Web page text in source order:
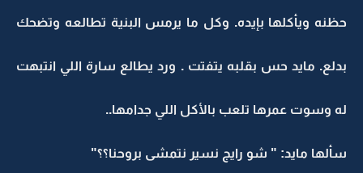
حظنه ويأكلها بإيده. وكل ما يرمس البنية تطالعه وتضحك
بدلع. مايد حس بقلبه يتفتت . ورد يطالع سارة اللي انتبهت
له وسوت عمرها تلعب بالأكل اللي جدامها..
سألها مايد: " شو رايج نسير نتمشى بروحنا؟؟"